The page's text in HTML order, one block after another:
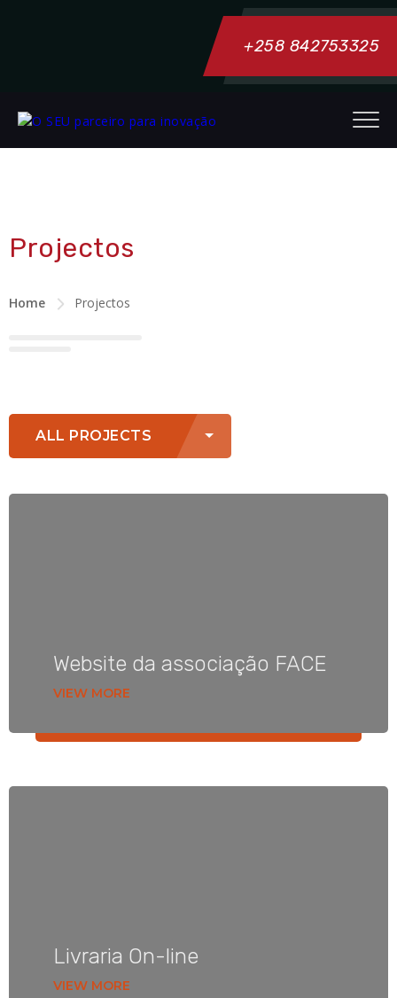
+258 842753325
Projectos
Home Projectos
ALL PROJECTS
Website da associação FACE
VIEW MORE
Livraria On-line
VIEW MORE